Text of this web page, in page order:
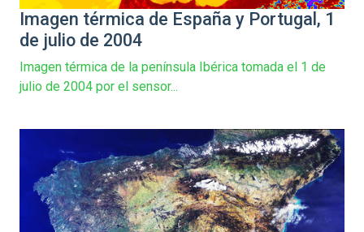
Imagen térmica de España y Portugal, 1
de julio de 2004
Imagen térmica de la península Ibérica tomada el 1 de
julio de 2004 por el sensor...